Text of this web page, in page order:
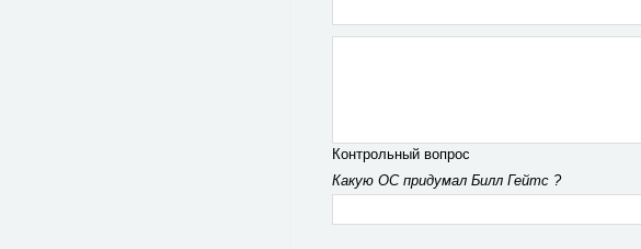
Контрольный вопрос
Какую ОС придумал Билл Гейтс ?